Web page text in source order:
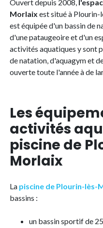
Ouvert depuis 2008,
Morlaix est situé à
est équipée d'un bassin de
d'une pataugeoire et d'un
activités aquatiques y sont
de natation, d'aquagym et
ouverte toute l'année à de
Les
activités
piscine de
Morlaix
La piscine de Plourin-lès-
bassins :
un bassin sportif de